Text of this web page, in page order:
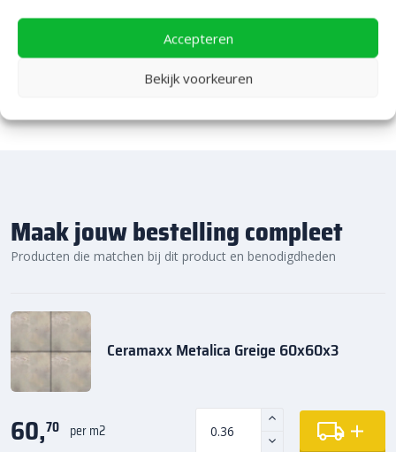
Accepteren
Bekijk voorkeuren
Bekijk Showpresentatie
Maak jouw bestelling compleet
Producten die matchen bij dit product en benodigdheden
Ceramaxx Metalica Greige 60x60x3
60,70 per m2